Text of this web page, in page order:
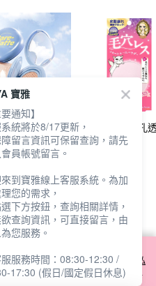
對遮瑕裸霧氣
多款任選
花漾美姬零毛孔
霧定妝蜜粉5g
行
用 cookie 方式之詳情，及若您不希
cookie 設定，請參閱本網站「
隱私
站即表示您同意本公司得按本網站使
寶雅
要通知】
統將於8/17更新，
留言資訊可保留查詢，請先
員帳號留言。
到寶雅線上客服系統。為加
您的需求，
下方按鈕，查詢相關詳情，
查詢資訊，可直接留言，由
您服務。
服務時間：08:30-12:30 /
17:30 (假日/國定假日休息)